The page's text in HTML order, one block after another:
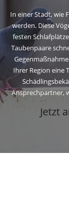
In einer Stadt, wie
werden. Diese
festen
Taubenpaare
Ihrer Region eine
Ansprechpartner,
Jetzt